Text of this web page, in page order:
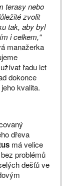
terasy nebo
zvolit
tak, aby byl
i celkem,“
manažerka
řadu let
dokonce
kvalita.
dřeva
má velice
problémů
dešťů ve